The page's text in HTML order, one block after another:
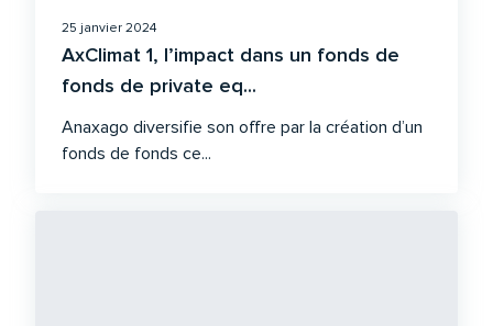
25 janvier 2024
AxClimat 1, l’impact dans un fonds de
fonds de private eq...
Anaxago diversifie son offre par la création d’un
fonds de fonds ce...